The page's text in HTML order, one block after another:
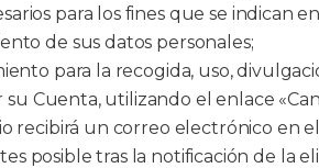
para los fines que se indican
de sus datos personales;
para la recogida, uso,
Cuenta, utilizando el enlace
recibirá un correo electrónico en
posible tras la notificación de